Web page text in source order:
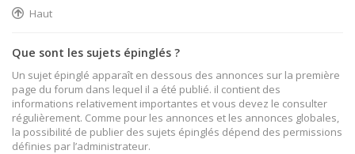
Haut
Que sont les sujets épinglés ?
Un sujet épinglé apparaît en dessous des annonces sur la première
page du forum dans lequel il a été publié. il contient des
informations relativement importantes et vous devez le consulter
régulièrement. Comme pour les annonces et les annonces globales,
la possibilité de publier des sujets épinglés dépend des permissions
définies par l’administrateur.